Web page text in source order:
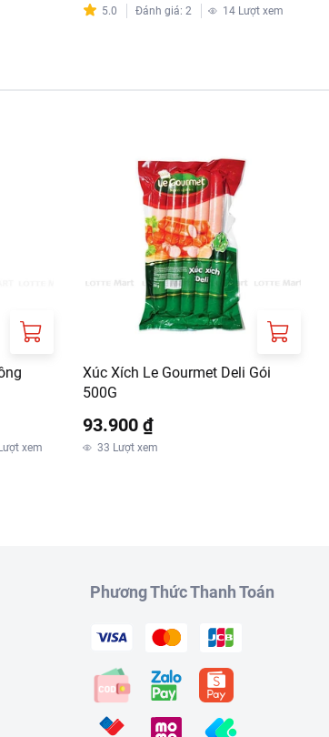
5.0 Đánh giá: 2 14 Lượt xem
Lượt xem
Xúc Xích Le Gourmet Deli Gói
500G
93.900 ₫
33 Lượt xem
Phương Thức Thanh Toán